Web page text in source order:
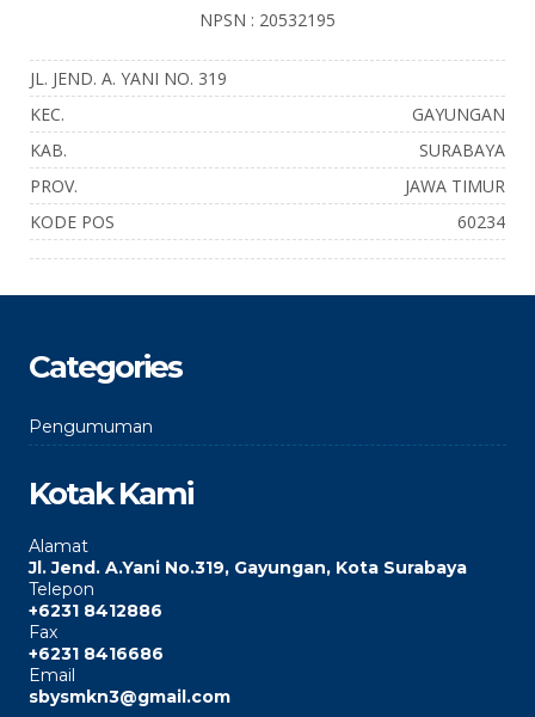
NPSN : 20532195
JL. JEND. A. YANI NO. 319
KEC.
GAYUNGAN
KAB.
SURABAYA
PROV.
JAWA TIMUR
KODE POS
60234
Categories
Pengumuman
Kotak Kami
Alamat
Jl. Jend. A.Yani No.319, Gayungan, Kota Surabaya
Telepon
+6231 8412886
Fax
+6231 8416686
Email
sbysmkn3@gmail.com